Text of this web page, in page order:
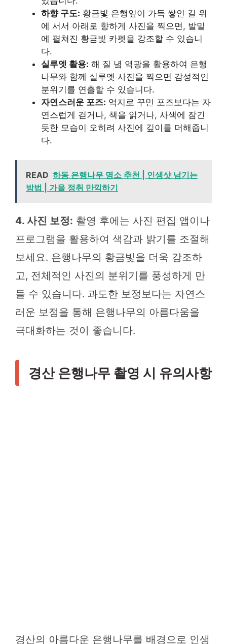
하향 구도: 황금빛 은행잎이 가득 쌓인 길 위
에 서서 아래로 향하게 사진을 찍으면, 발밑
에 펼쳐진 황금빛 카펫을 강조할 수 있습니
다.
실루엣 활용: 해 질 녘 역광을 활용하여 은행
나무와 함께 실루엣 사진을 찍으면 감성적인
분위기를 연출할 수 있습니다.
자연스러운 포즈: 억지로 꾸민 포즈보다는 자
연스럽게 걷거나, 책을 읽거나, 사색에 잠긴
듯한 모습이 오히려 사진에 깊이를 더해줍니
다.
READ 하동 은행나무 명소 추천 | 인생샷 남기는
방법 | 가을 정취 만끽하기
4. 사진 보정: 촬영 후에는 사진 편집 앱이나
프로그램을 활용하여 색감과 밝기를 조절해
보세요. 은행나무의 황금빛을 더욱 강조하
고, 전체적인 사진의 분위기를 풍성하게 만
들 수 있습니다. 과도한 보정보다는 자연스
러운 보정을 통해 은행나무의 아름다움을
극대화하는 것이 좋습니다.
경산 은행나무 촬영 시 유의사항
경산의 아름다운 은행나무를 배경으로 인생